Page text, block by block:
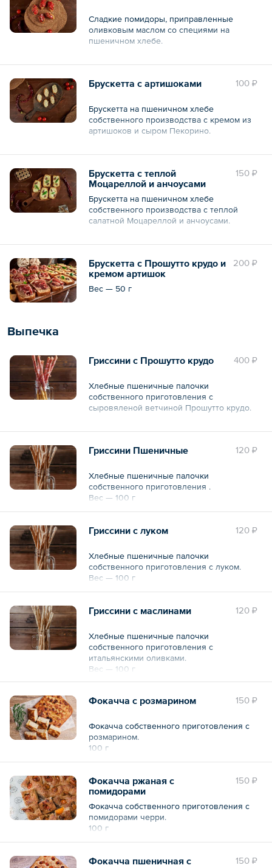
кулателло
Общий вес – 500 г
Сладкие помидоры, приправленные
оливковым маслом со специями на
пшеничном хлебе.
Общий вес – 30 г
100 ₽
Брускетта с артишоками
Брускетта на пшеничном хлебе
собственного производства с кремом из
артишоков и сыром Пекорино.
Общий вес – 20 г
150 ₽
Брускетта с теплой
Моцареллой и анчоусами
Брускетта на пшеничном хлебе
собственного производства с теплой
салатной Моцареллой и анчоусами.
Общий вес – 50 г
200 ₽
Брускетта с Прошутто крудо и
кремом артишок
Вес — 50 г
Выпечка
400 ₽
Гриссини с Прошутто крудо
Хлебные пшеничные палочки
собственного приготовления с
сыровяленой ветчиной Прошутто крудо.
Общий вес – 50 г
120 ₽
Гриссини Пшеничные
Хлебные пшеничные палочки
собственного приготовления .
Вес — 100 г
120 ₽
Гриссини с луком
Хлебные пшеничные палочки
собственного приготовления с луком.
Вес — 100 г
120 ₽
Гриссини с маслинами
Хлебные пшеничные палочки
собственного приготовления с
итальянскими оливками.
Вес — 100 г
150 ₽
Фокачча с розмарином
Фокачча собственного приготовления с
розмарином.
100 г
150 ₽
Фокачча ржаная с
помидорами
Фокачча собственного приготовления с
помидорами черри.
100 г
150 ₽
Фокачча пшеничная с